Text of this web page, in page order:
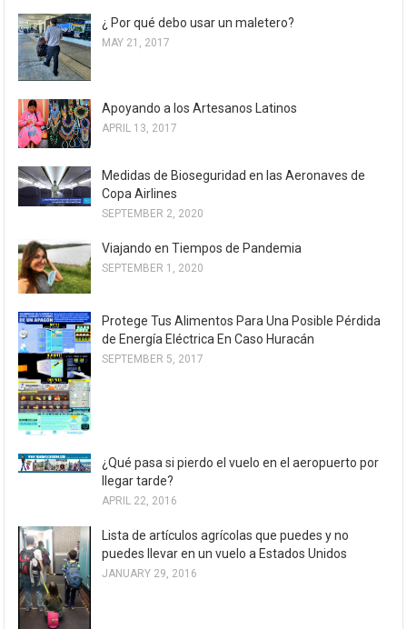
¿ Por qué debo usar un maletero?
MAY 21, 2017
Apoyando a los Artesanos Latinos
APRIL 13, 2017
Medidas de Bioseguridad en las Aeronaves de
Copa Airlines
SEPTEMBER 2, 2020
Viajando en Tiempos de Pandemia
SEPTEMBER 1, 2020
Protege Tus Alimentos Para Una Posible Pérdida
de Energía Eléctrica En Caso Huracán
SEPTEMBER 5, 2017
¿Qué pasa si pierdo el vuelo en el aeropuerto por
llegar tarde?
APRIL 22, 2016
Lista de artículos agrícolas que puedes y no
puedes llevar en un vuelo a Estados Unidos
JANUARY 29, 2016